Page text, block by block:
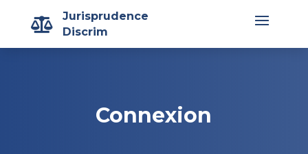

Jurisprudence
Discrim
Connexion